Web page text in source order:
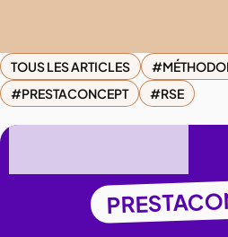
TOUS LES ARTICLES
PRESTACONCEPT
RSE